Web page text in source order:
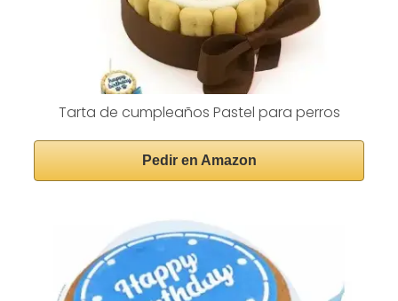
Tarta de cumpleaños Pastel para perros
Pedir en Amazon